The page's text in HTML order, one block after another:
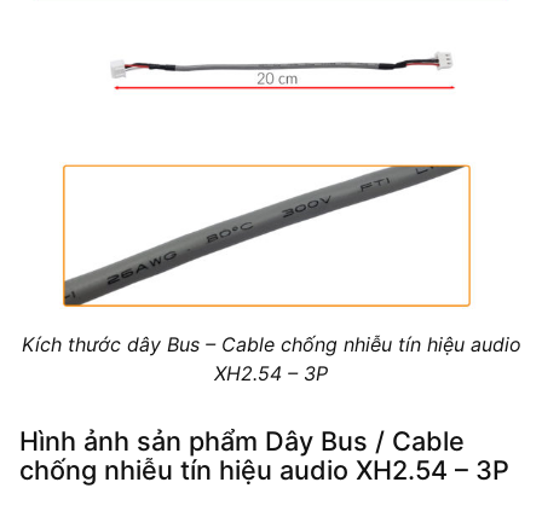
Kích thước dây Bus – Cable chống nhiễu tín hiệu audio
XH2.54 – 3P
Hình ảnh sản phẩm Dây Bus / Cable
chống nhiễu tín hiệu audio XH2.54 – 3P